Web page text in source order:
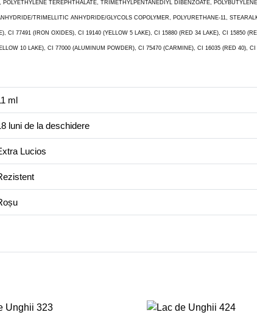
TEREPHTHALATE, TRIMETHYLPENTANEDIYL DIBENZOATE,
TRIMELLITIC ANHYDRIDE/GLYCOLS COPOLYMER, POLYURETHANE-11,
CI 77491 (IRON OXIDES), CI 19140 (YELLOW 5 LAKE), CI 15880 (RED 34 LAKE), CI 15850
10 LAKE), CI 77000 (ALUMINUM POWDER), CI 75470 (CARMINE), CI 16035 (RED 40), CI
ml
luni de la deschidere
Lucios